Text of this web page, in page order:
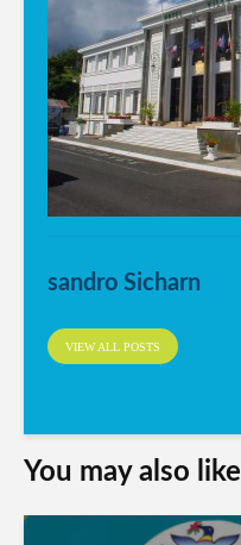
sandro Sicharn
VIEW ALL POSTS
You may also like